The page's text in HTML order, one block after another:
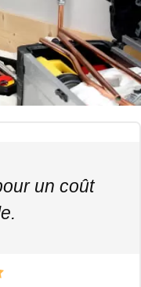
un coût